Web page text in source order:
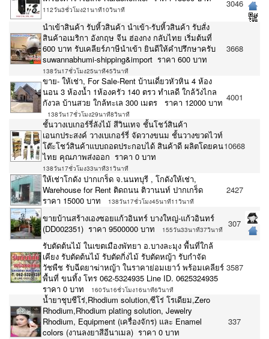
112วัน3ชั่วโมง21นาที10วินาที
3046
นำเข้าสินค้า รับหิ้วสินค้า นำเข้า-รับหิ้วสินค้า รับสั่ง
สินค้าอเมริกา อังกฤษ จีน ฮ่องกง กลับไทย เริ่มต้นที่
600 บาท รับเคลียร์ภาษีนำเข้า ยินดีให้คำปรึกษาครับ
suwannabhumi-shipping&import ราคา 600 บาท
138วัน17ชั่วโมง25นาที45วินาที
3668
ขาย- ให้เช่า, For Sale-Rent บ้านเดี่ยวหัวหิน 4 ห้อง
นอน 3 ห้องน้ำ 1ห้องครัว 140 ตรว ทำเลดี ใกล้วังไกล
กังวล บ้านสวย ใกล้ทะเล 300 เมตร ราคา 12000 บาท
138วัน17ชั่วโมง29นาที8วินาที
4001
ชั้นวางเบเกอร์รี่ลังไม้ สีวินเทจ ชั้นโชว์สินค้า
เอนกประสงค์ วางเบเกอร์รี่ จัดวางขนม ชั้นวางขวดไวท์
โต๊ะโชว์สินค้าแบบถอดประกอบได้ สินค้าดี ผลิตโดยคน
ไทย คุณภาพส่งออก ราคา 0 บาท
138วัน17ชั่วโมง33นาที31วินาที
10668
ให้เช่าโกดัง ปากเกร็ด จ.นนทบุรี , โกดังให้เช่า,
Warehouse for Rent ติดถนน ติวานนท์ ปากเกร็ด
ราคา 15000 บาท
138วัน17ชั่วโมง45นาที11วินาที
2427
ขายบ้านสร้างเองซอยแก้วอินทร์ บางใหญ่-แก้วอินทร์
(DD002351) ราคา 9500000 บาท
155วัน33นาที37วินาที
307
รับตัดต้นไม้ ในเขตเมืองพัทยา อ.บางละมุง พื้นที่ใกล้
เคียง รับตัดต้นไม้ รับตัดกิ่งไม้ รับตัดหญ้า รับกำจัด
วัชพืช รับฉีดยาฆ่าหญ้า ในราคาย่อมเยาว์ พร้อมเคลียร์
พื้นที่ ขนทิ้ง โทร 062-5324935 Line ID. 0625324935
ราคา 0 บาท
160วัน16ชั่วโมง16นาที6วินาที
3587
น้ำยาชุบชีโร่,Rhodium solution,ซีโร่ โรเดียม,Zero
Rhodium,Rhodium plating solution, Jewelry
Rhodium, Equipment (เครื่องจักร) และ Enamel
colors (งานลงยาสีอีนาเมล) ราคา 0 บาท
337